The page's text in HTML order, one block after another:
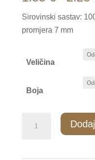
Sirovinski sastav:
promjera 7 mm
Veličina
Boja
za